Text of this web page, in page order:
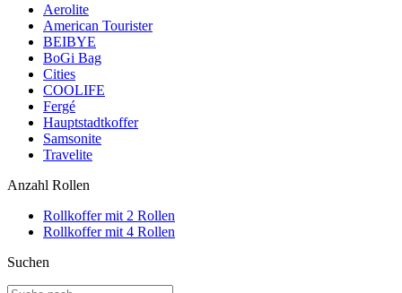
Aerolite
American Tourister
BEIBYE
BoGi Bag
Cities
COOLIFE
Fergé
Hauptstadtkoffer
Samsonite
Travelite
Anzahl Rollen
Rollkoffer mit 2 Rollen
Rollkoffer mit 4 Rollen
Suchen